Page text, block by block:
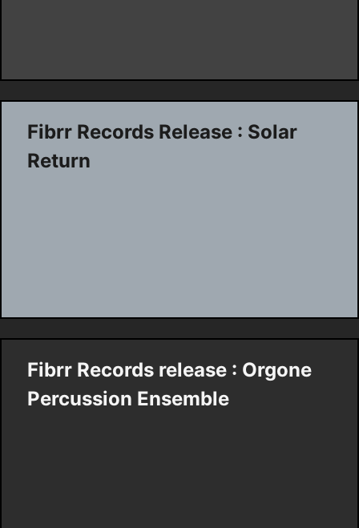
Fibrr Records Release : Solar
Return
Fibrr Records release : Orgone
Percussion Ensemble